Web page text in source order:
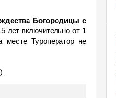
Богородицы с
лет включительно от 1
месте Туроператор не